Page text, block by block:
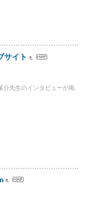
サイト
介先生のインタビューが掲